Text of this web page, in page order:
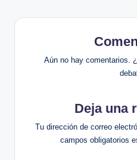
Aún no hay comentarios.
Deja una
Tu dirección de correo
campos obligatorios